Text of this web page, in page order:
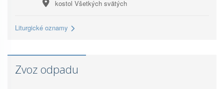
kostol Všetkých svätých
Liturgické oznamy
Zvoz odpadu